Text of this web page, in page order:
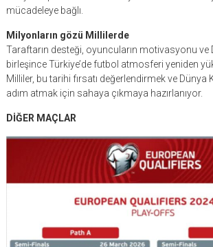
mücadeleye bağlı.
Milyonların gözü Millilerde
Taraftarın desteği, oyuncuların motivasyonu ve
birleşince Türkiye’de futbol atmosferi yeniden
Milliler, bu tarihi fırsatı değerlendirmek ve Dünya
adım atmak için sahaya çıkmaya hazırlanıyor.
DİĞER MAÇLAR